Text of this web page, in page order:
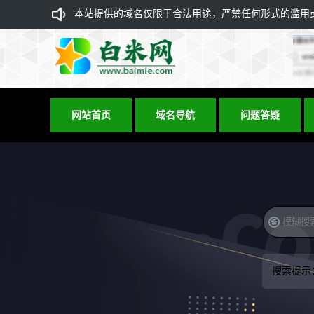
本站提供的域名仅限于合法用途，严禁任何形式的滥
网站首页 域名导航 问题答疑
搜索提示